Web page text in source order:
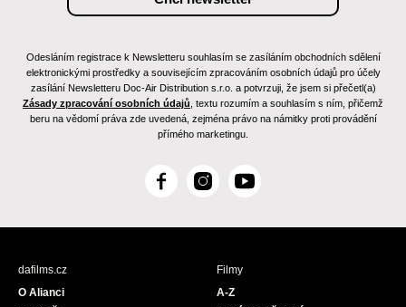
Odesláním registrace k Newsletteru souhlasím se zasíláním obchodních sdělení
elektronickými prostředky a souvisejícím zpracováním osobních údajů pro účely
zasílání Newsletteru Doc-Air Distribution s.r.o. a potvrzuji, že jsem si přečetl(a)
Zásady zpracování osobních údajů , textu rozumím a souhlasím s ním, přičemž
beru na vědomí práva zde uvedená, zejména právo na námitky proti provádění
přímého marketingu.
F
c
I
s
Y
u
dafilms.cz
O Alianci
Filmy
A-Z